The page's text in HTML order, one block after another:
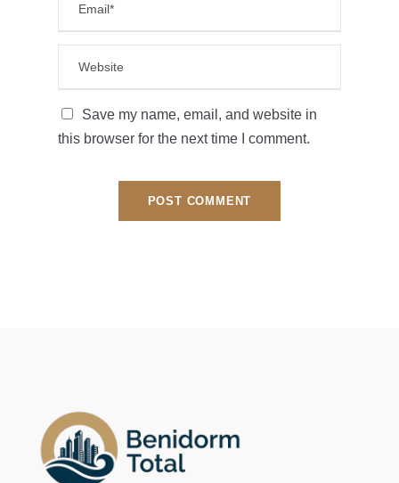
Save my name, email, and website in
this browser for the next time I comment.